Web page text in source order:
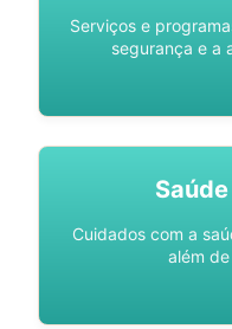
Serviços e
segurança e a
Cuidados com a
além